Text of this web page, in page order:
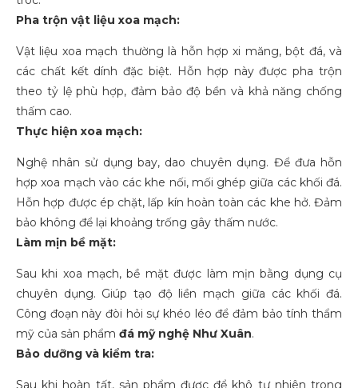
Pha trộn vật liệu xoa mạch:
Vật liệu xoa mạch thường là hỗn hợp xi măng, bột đá, và
các chất kết dính đặc biệt. Hỗn hợp này được pha trộn
theo tỷ lệ phù hợp, đảm bảo độ bền và khả năng chống
thấm cao.
Thực hiện xoa mạch:
Nghệ nhân sử dụng bay, dao chuyên dụng. Để đưa hỗn
hợp xoa mạch vào các khe nối, mối ghép giữa các khối đá.
Hỗn hợp được ép chặt, lấp kín hoàn toàn các khe hở. Đảm
bảo không để lại khoảng trống gây thấm nước.
Làm mịn bề mặt:
Sau khi xoa mạch, bề mặt được làm mịn bằng dụng cụ
chuyên dụng. Giúp tạo độ liền mạch giữa các khối đá.
Công đoạn này đòi hỏi sự khéo léo để đảm bảo tính thẩm
mỹ của sản phẩm đá mỹ nghệ Như Xuân.
Bảo dưỡng và kiểm tra:
Sau khi hoàn tất, sản phẩm được để khô tự nhiên trong